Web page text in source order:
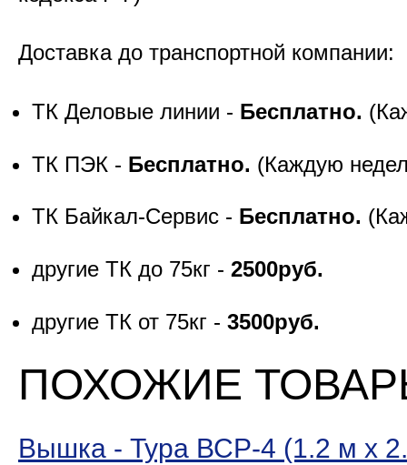
Доставка до транспортной компании:
ТК Деловые линии - Бесплатно.
ТК ПЭК - Бесплатно. (Каждую
ТК Байкал-Сервис - Бесплатно.
другие ТК до 75кг - 2500руб.
другие ТК от 75кг - 3500руб.
ПОХОЖИЕ
Вышка - Тура ВСР-4 (1.2 м х